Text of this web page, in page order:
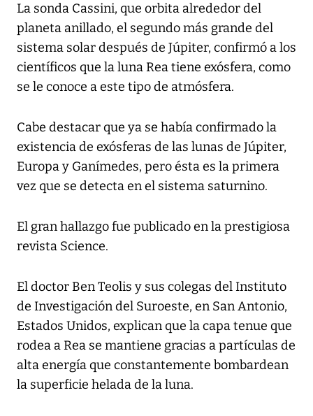
La sonda Cassini, que orbita alrededor del
planeta anillado, el segundo más grande del
sistema solar después de Júpiter, confirmó a los
científicos que la luna Rea tiene exósfera, como
se le conoce a este tipo de atmósfera.
Cabe destacar que ya se había confirmado la
existencia de exósferas de las lunas de Júpiter,
Europa y Ganímedes, pero ésta es la primera
vez que se detecta en el sistema saturnino.
El gran hallazgo fue publicado en la prestigiosa
revista Science.
El doctor Ben Teolis y sus colegas del Instituto
de Investigación del Suroeste, en San Antonio,
Estados Unidos, explican que la capa tenue que
rodea a Rea se mantiene gracias a partículas de
alta energía que constantemente bombardean
la superficie helada de la luna.